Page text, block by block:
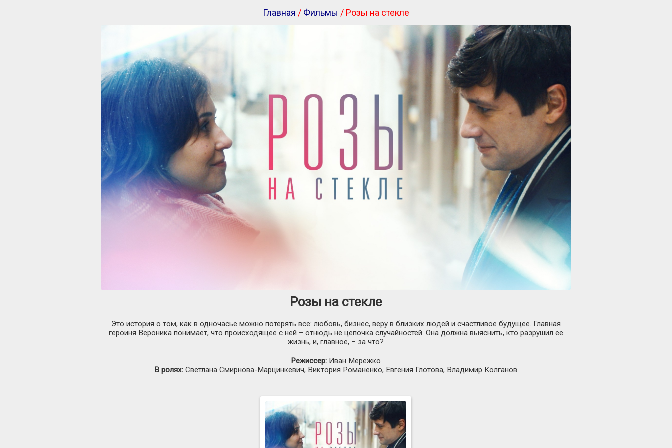
Главная / Фильмы / Розы на стекле
Розы на стекле
Это история о том, как в одночасье можно потерять все: любовь, бизнес, веру в близких людей и счастливое будущее. Главная
героиня Вероника понимает, что происходящее с ней – отнюдь не цепочка случайностей. Она должна выяснить, кто разрушил ее
жизнь, и, главное, – за что?
Режиссер: Иван Мережко
В ролях: Светлана Смирнова-Марцинкевич, Виктория Романенко, Евгения Глотова, Владимир Колганов